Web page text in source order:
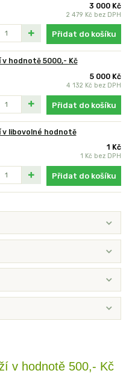
3 000 Kč
2 479 Kč bez DPH
Přidat do košíku
hodnotě 5000,- Kč
5 000 Kč
4 132 Kč bez DPH
Přidat do košíku
v libovolné hodnotě
1 Kč
1 Kč bez DPH
Přidat do košíku
v hodnotě 500,- Kč